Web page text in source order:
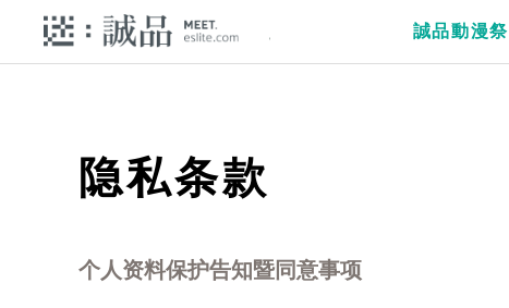
誠品動漫祭
隐私条款
个人资料保护告知暨同意事项